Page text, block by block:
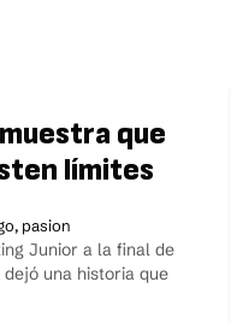
que
límites
, pasion
Junior a la final de
una historia que